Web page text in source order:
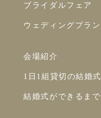
ブライダルフェア
ウェディングプラン
会場紹介
1日1組貸切の結婚式
結婚式ができるまで